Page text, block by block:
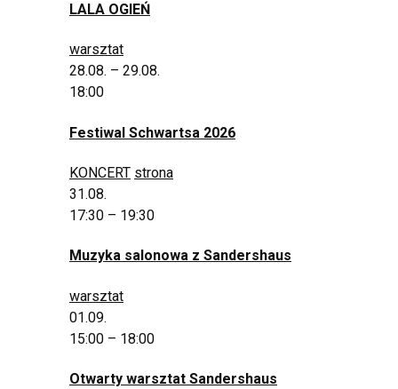
LALA OGIEŃ
warsztat
28.08. – 29.08.
18:00
Festiwal Schwartsa 2026
KONCERT strona
31.08.
17:30 – 19:30
Muzyka salonowa z Sandershaus
warsztat
01.09.
15:00 – 18:00
Otwarty warsztat Sandershaus